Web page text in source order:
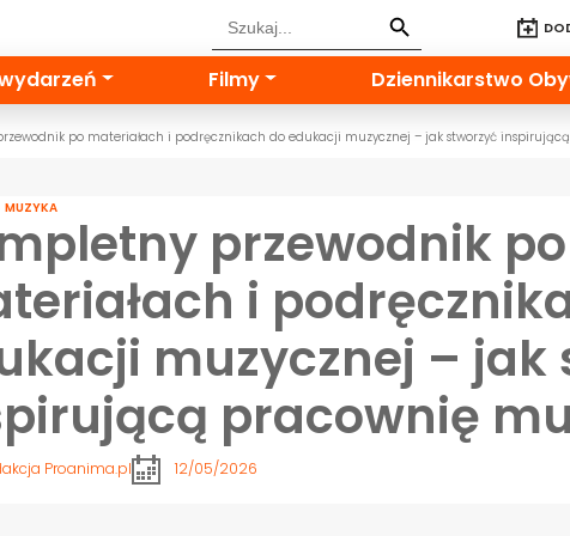
for:
Filmy Dziennikarstwo
po materiałach i podręcznikach do edukacji muzycznej – jak stworzyć
MUZYKA
przewodnik po
i
muzycznej – jak
pracownię
Proanima.pl 12/05/2026